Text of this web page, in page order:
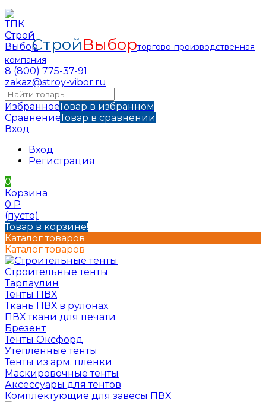
СтройВыборторгово-производственная
компания
8 (800) 775-37-91
zakaz@stroy-vibor.ru
ИзбранноеТовар в избранном
СравнениеТовар в сравнении
Вход
Вход
Регистрация
0
Корзина
0 Р
(пусто)
Товар в корзине!
Каталог товаров
Каталог товаров
Строительные тенты
Тарпаулин
Тенты ПВХ
Ткань ПВХ в рулонах
ПВХ ткани для печати
Брезент
Тенты Оксфорд
Утепленные тенты
Тенты из арм. пленки
Маскировочные тенты
Аксессуары для тентов
Комплектующие для завесы ПВХ